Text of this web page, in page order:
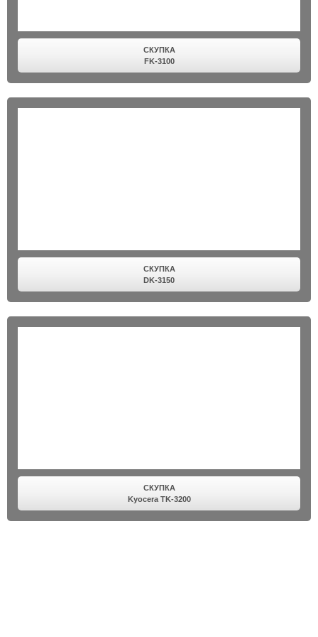
СКУПКА
FK-3100
СКУПКА
DK-3150
СКУПКА
Kyocera TK-3200